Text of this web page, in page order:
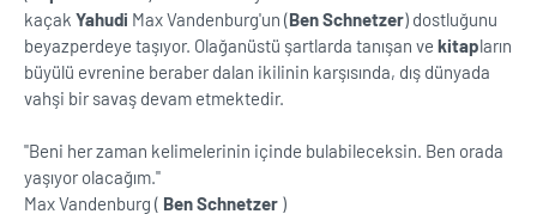
kaçak Yahudi Max Vandenburg'un (Ben Schnetzer) dostluğunu
beyazperdeye taşıyor. Olağanüstü şartlarda tanışan ve kitapların
büyülü evrenine beraber dalan ikilinin karşısında, dış dünyada
vahşi bir savaş devam etmektedir.
''Beni her zaman kelimelerinin içinde bulabileceksin. Ben orada
yaşıyor olacağım.''
Max Vandenburg ( Ben Schnetzer )